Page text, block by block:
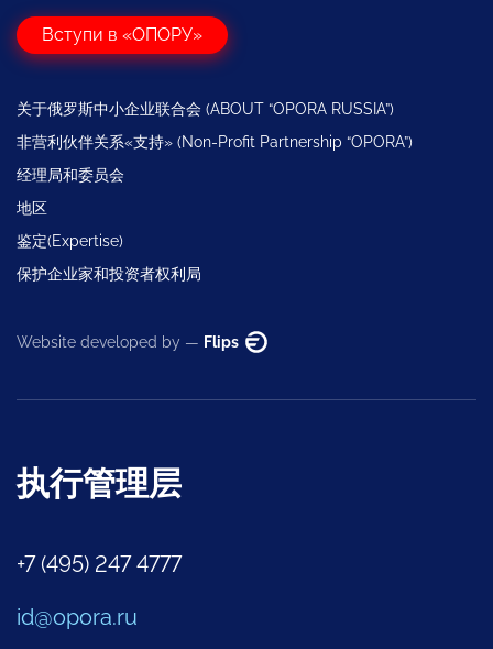
Вступи в «ОПОРУ»
关于俄罗斯中小企业联合会 (ABOUT “OPORA RUSSIA”)
非营利伙伴关系«支持» (Non-Profit Partnership “OPORA”)
经理局和委员会
地区
鉴定(Expertise)
保护企业家和投资者权利局
Website developed by — Flips
执行管理层
+7 (495) 247 4777
id@opora.ru